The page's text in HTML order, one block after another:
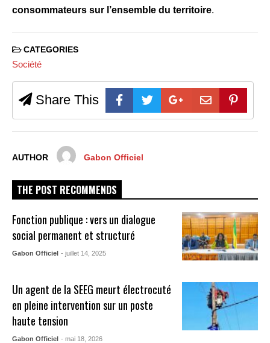
consommateurs sur l’ensemble du territoire.
CATEGORIES
Société
Share This
AUTHOR Gabon Officiel
THE POST RECOMMENDS
Fonction publique : vers un dialogue
social permanent et structuré
Gabon Officiel - juillet 14, 2025
Un agent de la SEEG meurt électrocuté
en pleine intervention sur un poste
haute tension
Gabon Officiel - mai 18, 2026